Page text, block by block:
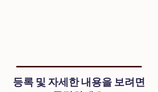
등록 및 자세한 내용을 보려면